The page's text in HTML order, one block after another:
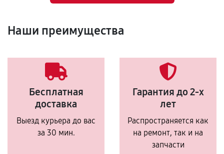
Наши преимущества
Бесплатная
доставка
Выезд курьера до вас
за 30 мин.
Гарантия до 2-х
лет
Распространяется как
на ремонт, так и на
запчасти